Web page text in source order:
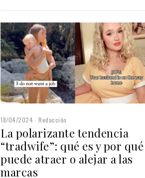
18/04/2024 Redacción
La polarizante tendencia
“tradwife”: qué es y por qué
puede atraer o alejar a las
marcas